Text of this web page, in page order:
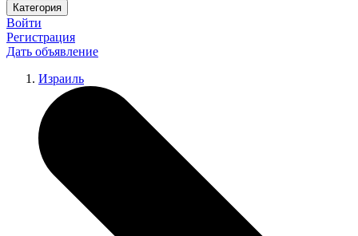
Категория
Войти
Регистрация
Дать объявление
Израиль